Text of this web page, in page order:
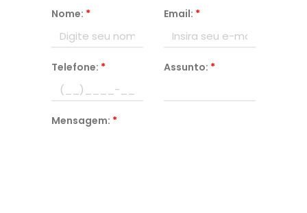
Nome: * Email: *
Telefone: * Assunto: *
Mensagem: *